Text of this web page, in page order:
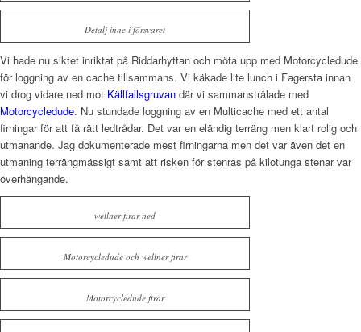
Detalj inne i försvaret
Vi hade nu siktet inriktat på Riddarhyttan och möta upp med Motorcycledude
för loggning av en cache tillsammans. Vi käkade lite lunch i Fagersta innan
vi drog vidare ned mot Källfallsgruvan där vi sammanstrålade med
Motorcycledude. Nu stundade loggning av en Multicache med ett antal
firningar för att få rätt ledtrådar. Det var en eländig terräng men klart rolig och
utmanande. Jag dokumenterade mest firningarna men det var även det en
utmaning terrängmässigt samt att risken för stenras på kilotunga stenar var
överhängande.
wellner firar ned
Motorcycledude och wellner firar
Motorcycledude firar